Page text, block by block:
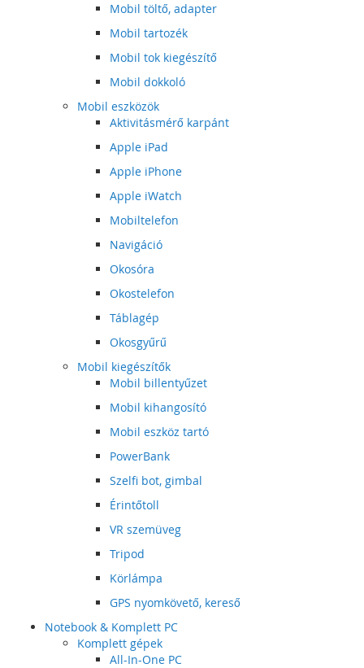
Mobil töltő, adapter
Mobil tartozék
Mobil tok kiegészítő
Mobil dokkoló
Mobil eszközök
Aktivitásmérő karpánt
Apple iPad
Apple iPhone
Apple iWatch
Mobiltelefon
Navigáció
Okosóra
Okostelefon
Táblagép
Okosgyűrű
Mobil kiegészítők
Mobil billentyűzet
Mobil kihangosító
Mobil eszköz tartó
PowerBank
Szelfi bot, gimbal
Érintőtoll
VR szemüveg
Tripod
Körlámpa
GPS nyomkövető, kereső
Notebook & Komplett PC
Komplett gépek
All-In-One PC